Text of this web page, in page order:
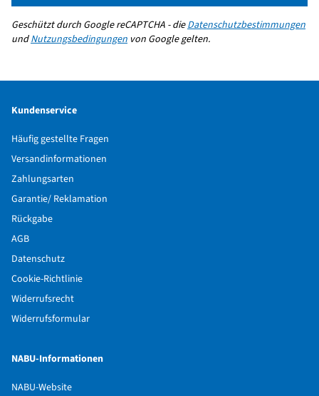
Geschützt durch Google reCAPTCHA - dieDatenschutzbestimmungen
undNutzungsbedingungen von Google gelten.
Kundenservice
Häufig gestellte Fragen
Versandinformationen
Zahlungsarten
Garantie/ Reklamation
Rückgabe
AGB
Datenschutz
Cookie-Richtlinie
Widerrufsrecht
Widerrufsformular
NABU-Informationen
NABU-Website